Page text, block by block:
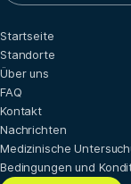
Startseite
Standorte
Über uns
FAQ
Kontakt
Nachrichten
Medizinische
Bedingungen und